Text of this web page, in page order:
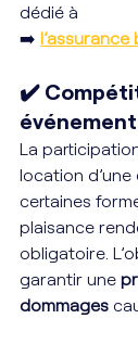
dédié à
➡️
✔️
La
location
certaines
plaisance
obligatoire.
garantir une
dommages